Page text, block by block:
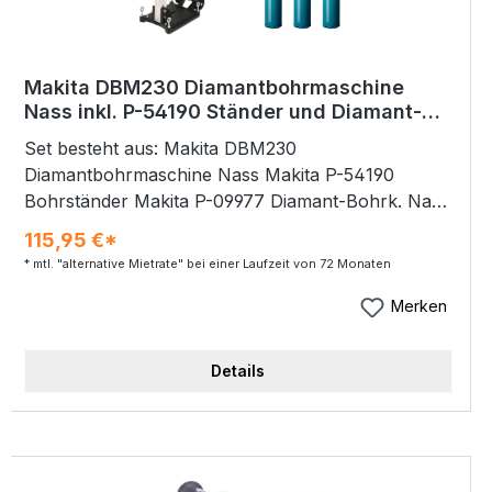
Schnellladegerät DC18RC
Makita DBM230 Diamantbohrmaschine
Nass inkl. P-54190 Ständer und Diamant-
Set besteht aus: Makita DBM230
Diamantbohrmaschine Nass Makita P-54190
Bohrständer Makita P-09977 Diamant-Bohrk. Nass
101x400mm Makita P-10001 Diamant-Bohrk. Nass
131x400mm Makita P-09955 Diamant-Bohrk. Nass
2.500 W Motor für intensive Bohranwendungen.
Gängen: 390 / 1.040 / 1.700 U/min; max. Diamant-
115,95 €*
* mtl. "alternative Mietrate" bei einer Laufzeit von 72 Monaten
Merken
Details